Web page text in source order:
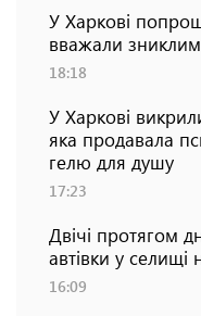
У Харкові
вважали зниклим
18:18
У Харкові
яка продавала
гелю для душу
17:23
Двічі протягом
автівки у селищі
16:09